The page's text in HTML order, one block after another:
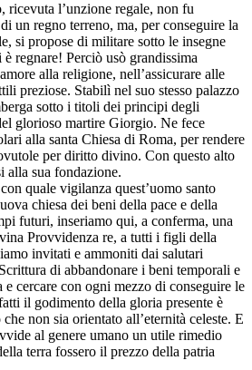
ricevuta l’unzione regale, non fu
un regno terreno, ma, per conseguire la
si propose di militare sotto le insegne
regnare! Perciò usò grandissima
alla religione, nell’assicurare alle
preziose. Stabilì nel suo stesso palazzo
sotto i titoli dei principi degli
glorioso martire Giorgio. Ne fece
alla santa Chiesa di Roma, per rendere
per diritto divino. Con questo alto
alla sua fondazione.
quale vigilanza quest’uomo santo
chiesa dei beni della pace e della
futuri, inseriamo qui, a conferma, una
Provvidenza re, a tutti i figli della
invitati e ammoniti dai salutari
di abbandonare i beni temporali e
e cercare con ogni mezzo di conseguire le
il godimento della gloria presente è
non sia orientato all’eternità celeste. E
al genere umano un utile rimedio
terra fossero il prezzo della patria